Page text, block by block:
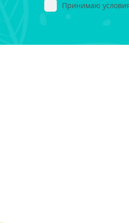
Принимаю